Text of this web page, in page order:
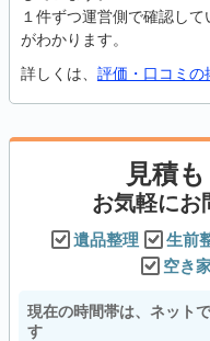
１件ずつ運営側で確認し
がわかります。
詳しくは、 評価・口コミの
見積
お気軽にお
遺品整理 生前
空き
現在の時間帯は、ネット
す